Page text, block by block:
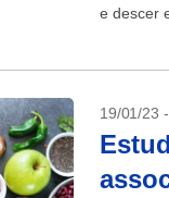
e descer
19/01/23